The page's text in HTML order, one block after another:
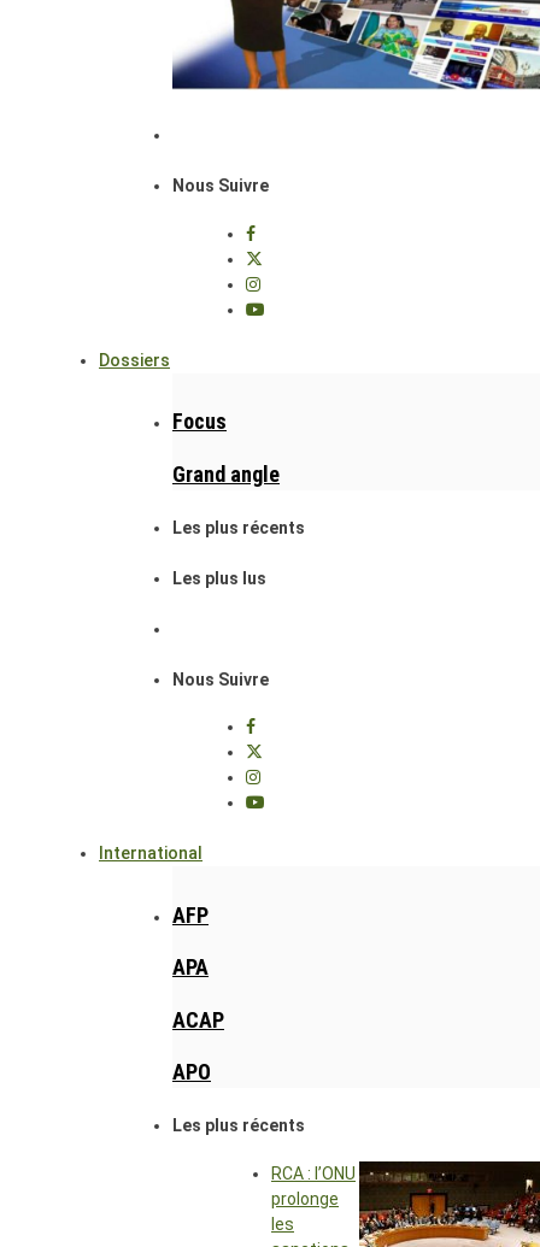
Nous Suivre
Dossiers
Focus
Grand angle
Les plus récents
Les plus lus
Nous Suivre
International
AFP
APA
ACAP
APO
Les plus récents
RCA : l’ONU
prolonge
les